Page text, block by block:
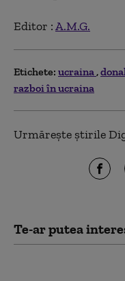
Editor :A.M.G.
Etichete: ucraina
razboi în ucraina
Urmărește știrile
Te-ar putea